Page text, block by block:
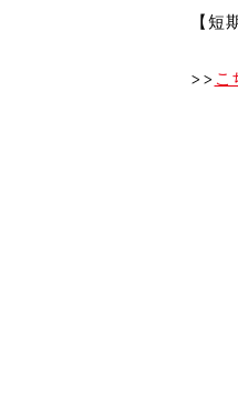
【
>> こ